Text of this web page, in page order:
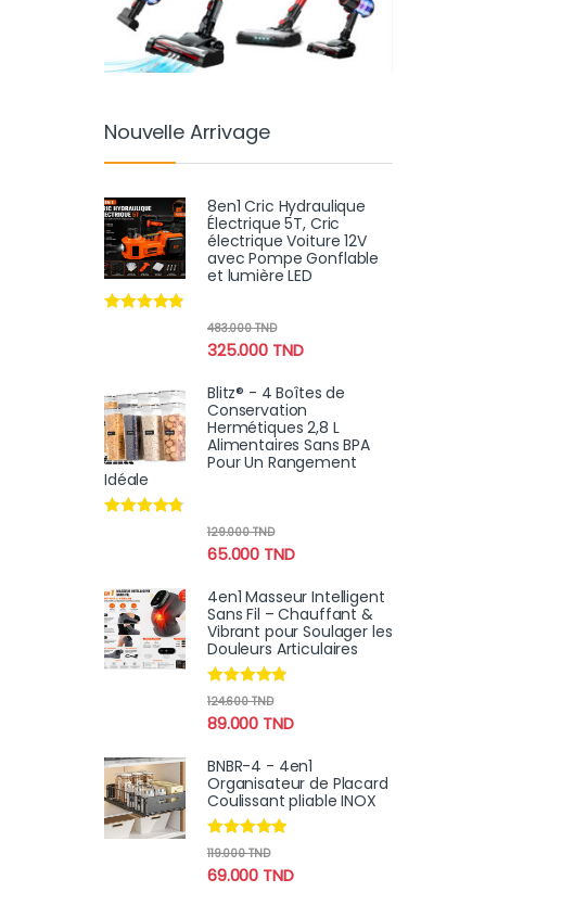
Nouvelle Arrivage
8en1 Cric Hydraulique
Électrique 5T, Cric
électrique Voiture 12V
avec Pompe Gonflable
et lumière LED
325.000 TND
483.000TND
Blitz® - 4 Boîtes de
Conservation
Hermétiques 2,8 L
Alimentaires Sans BPA
Pour Un Rangement
Idéale
65.000 TND
129.000TND
4en1 Masseur Intelligent
Sans Fil – Chauffant &
Vibrant pour Soulager les
Douleurs Articulaires
Note4.67
89.000 TND
124.600TND
BNBR-4 - 4en1
Organisateur de Placard
Coulissant pliable INOX
Note4.75
69.000 TND
119.000TND